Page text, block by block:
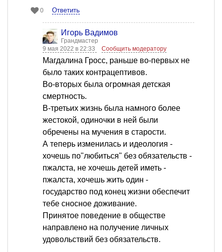
0 Ответить
Игорь Вадимов
Грандмастер
9 мая 2022 в 22:33
Сообщить модератору
Магдалина Гросс, раньше во-первых не
было таких контрацептивов.
Во-вторых была огромная детская
смертность.
В-третьих жизнь была намного более
жестокой, одиночки в ней были
обречены на мучения в старости.
А теперь изменилась и идеология -
хочешь по"любиться" без обязательств -
пжалста, не хочешь детей иметь -
пжалста, хочешь жить один -
государство под конец жизни обеспечит
тебе сносное доживание.
Принятое поведение в обществе
направлено на получение личных
удовольствий без обязательств.